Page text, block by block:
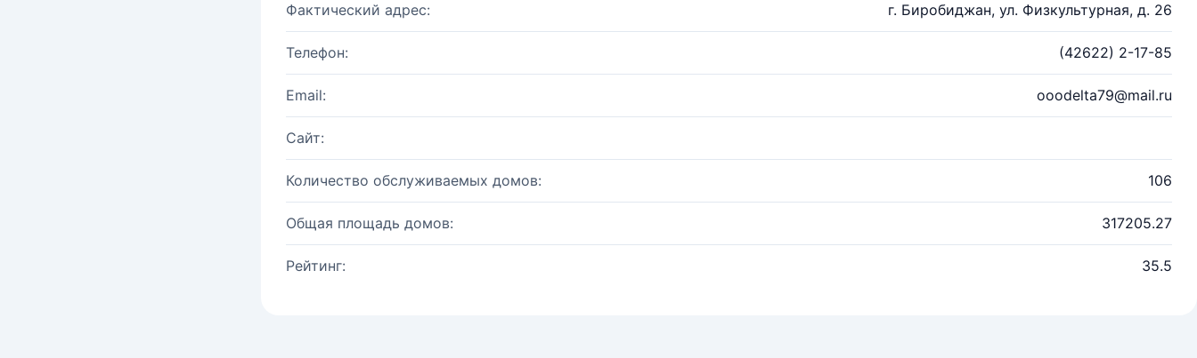
Фактический адрес: г. Биробиджан, ул. Физкультурная, д. 26
Телефон: (42622) 2-17-85
Email: ooodelta79@mail.ru
Сайт:
Количество обслуживаемых домов: 106
Общая площадь домов: 317205.27
Рейтинг: 35.5